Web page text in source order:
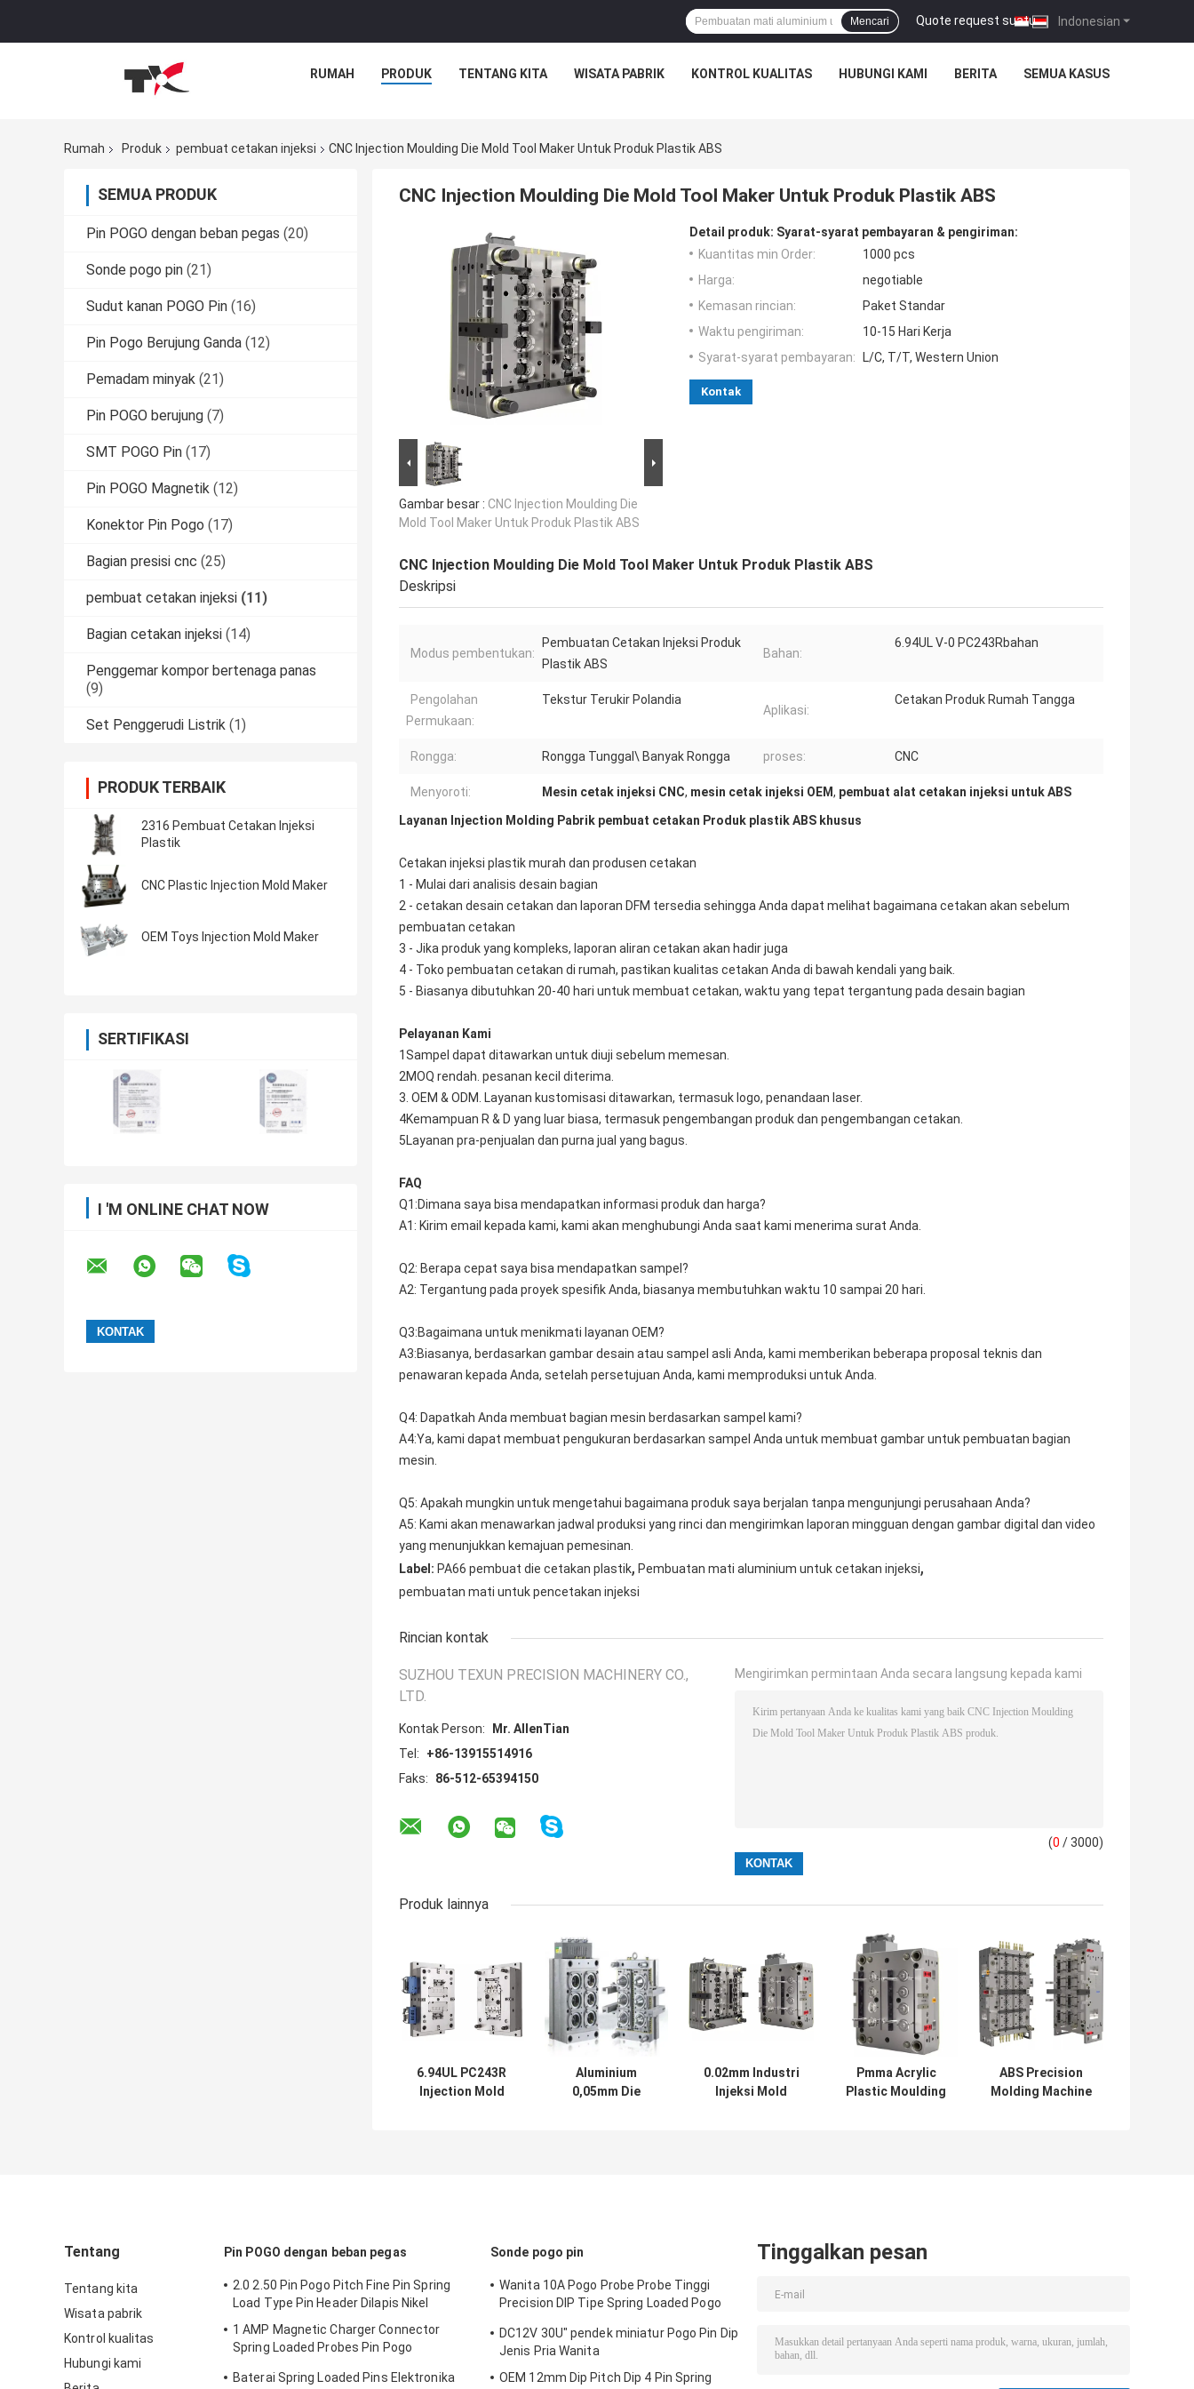
Indonesian
Quote request suatu |
Mencari
RUMAH PRODUK TENTANG KITA WISATA PABRIK KONTROL KUALITAS HUBUNGI KAMI BERITA SEMUA KASUS
Rumah Produk pembuat cetakan injeksi CNC Injection Moulding Die Mold Tool Maker Untuk Produk Plastik ABS
SEMUA PRODUK
Pin POGO dengan beban pegas (20)
Sonde pogo pin (21)
Sudut kanan POGO Pin (16)
Pin Pogo Berujung Ganda (12)
Pemadam minyak (21)
Pin POGO berujung (7)
SMT POGO Pin (17)
Pin POGO Magnetik (12)
Konektor Pin Pogo (17)
Bagian presisi cnc (25)
pembuat cetakan injeksi (11)
Bagian cetakan injeksi (14)
Penggemar kompor bertenaga panas
(9)
Set Penggerudi Listrik (1)
PRODUK TERBAIK
2316 Pembuat Cetakan Injeksi
Plastik
CNC Plastic Injection Mold Maker
OEM Toys Injection Mold Maker
SERTIFIKASI
I 'M ONLINE CHAT NOW
CNC Injection Moulding Die Mold Tool Maker Untuk Produk Plastik ABS
Gambar besar : CNC Injection Moulding Die
Mold Tool Maker Untuk Produk Plastik ABS
Detail produk: Syarat-syarat pembayaran & pengiriman:
Kuantitas min Order:
1000 pcs
Harga:
negotiable
Kemasan rincian:
Paket Standar
Waktu pengiriman:
10-15 Hari Kerja
Syarat-syarat pembayaran:
L/C, T/T, Western Union
Kontak
CNC Injection Moulding Die Mold Tool Maker Untuk Produk Plastik ABS
Deskripsi
Modus pembentukan:
Pembuatan Cetakan Injeksi Produk
Plastik ABS
Bahan:
6.94UL V-0 PC243Rbahan
Pengolahan
Permukaan:
Tekstur Terukir Polandia
Aplikasi:
Cetakan Produk Rumah Tangga
Rongga: Rongga Tunggal\ Banyak Rongga proses: CNC
Menyoroti: Mesin cetak injeksi CNC, mesin cetak injeksi OEM, pembuat alat cetakan injeksi untuk ABS
Layanan Injection Molding Pabrik pembuat cetakan Produk plastik ABS khusus
Cetakan injeksi plastik murah dan produsen cetakan
1 - Mulai dari analisis desain bagian
2 - cetakan desain cetakan dan laporan DFM tersedia sehingga Anda dapat melihat bagaimana cetakan akan sebelum
pembuatan cetakan
3 - Jika produk yang kompleks, laporan aliran cetakan akan hadir juga
4 - Toko pembuatan cetakan di rumah, pastikan kualitas cetakan Anda di bawah kendali yang baik.
5 - Biasanya dibutuhkan 20-40 hari untuk membuat cetakan, waktu yang tepat tergantung pada desain bagian
Pelayanan Kami
1Sampel dapat ditawarkan untuk diuji sebelum memesan.
2MOQ rendah. pesanan kecil diterima.
3. OEM & ODM. Layanan kustomisasi ditawarkan, termasuk logo, penandaan laser.
4Kemampuan R & D yang luar biasa, termasuk pengembangan produk dan pengembangan cetakan.
5Layanan pra-penjualan dan purna jual yang bagus.
FAQ
Q1:Dimana saya bisa mendapatkan informasi produk dan harga?
A1: Kirim email kepada kami, kami akan menghubungi Anda saat kami menerima surat Anda.
Q2: Berapa cepat saya bisa mendapatkan sampel?
A2: Tergantung pada proyek spesifik Anda, biasanya membutuhkan waktu 10 sampai 20 hari.
Q3:Bagaimana untuk menikmati layanan OEM?
A3:Biasanya, berdasarkan gambar desain atau sampel asli Anda, kami memberikan beberapa proposal teknis dan
penawaran kepada Anda, setelah persetujuan Anda, kami memproduksi untuk Anda.
Q4: Dapatkah Anda membuat bagian mesin berdasarkan sampel kami?
A4:Ya, kami dapat membuat pengukuran berdasarkan sampel Anda untuk membuat gambar untuk pembuatan bagian
mesin.
Q5: Apakah mungkin untuk mengetahui bagaimana produk saya berjalan tanpa mengunjungi perusahaan Anda?
A5: Kami akan menawarkan jadwal produksi yang rinci dan mengirimkan laporan mingguan dengan gambar digital dan video
yang menunjukkan kemajuan pemesinan.
Label: PA66 pembuat die cetakan plastik, Pembuatan mati aluminium untuk cetakan injeksi,
pembuatan mati untuk pencetakan injeksi
Rincian kontak
SUZHOU TEXUN PRECISION MACHINERY CO.,
LTD.
Kontak Person:
Mr. AllenTian
Tel:
+86-13915514916
Faks:
86-512-65394150
Mengirimkan permintaan Anda secara langsung kepada kami
(0 / 3000)
Produk lainnya
6.94UL PC243R
Injection Mold
Aluminium
0,05mm Die
0.02mm Industri
Injeksi Mold
Pmma Acrylic
Plastic Moulding
ABS Precision
Molding Machine
Tentang
Tentang kita
Wisata pabrik
Kontrol kualitas
Hubungi kami
Pin POGO dengan beban pegas
2.0 2.50 Pin Pogo Pitch Fine Pin Spring
Load Type Pin Header Dilapis Nikel
1 AMP Magnetic Charger Connector
Spring Loaded Probes Pin Pogo
Baterai Spring Loaded Pins Elektronika
Sonde pogo pin
Wanita 10A Pogo Probe Probe Tinggi
Precision DIP Tipe Spring Loaded Pogo
DC12V 30U" pendek miniatur Pogo Pin Dip
Jenis Pria Wanita
OEM 12mm Dip Pitch Dip 4 Pin Spring
Tinggalkan pesan